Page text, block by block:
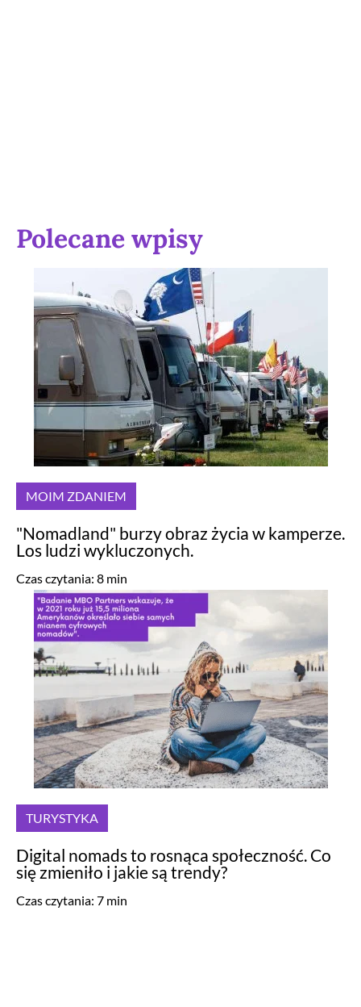
Polecane wpisy
MOIM ZDANIEM
"Nomadland" burzy obraz życia w kamperze.
Los ludzi wykluczonych.
Czas czytania: 8 min
TURYSTYKA
Digital nomads to rosnąca społeczność. Co
się zmieniło i jakie są trendy?
Czas czytania: 7 min